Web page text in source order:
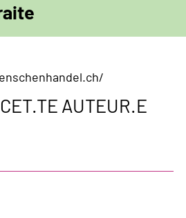
AUTEUR.E